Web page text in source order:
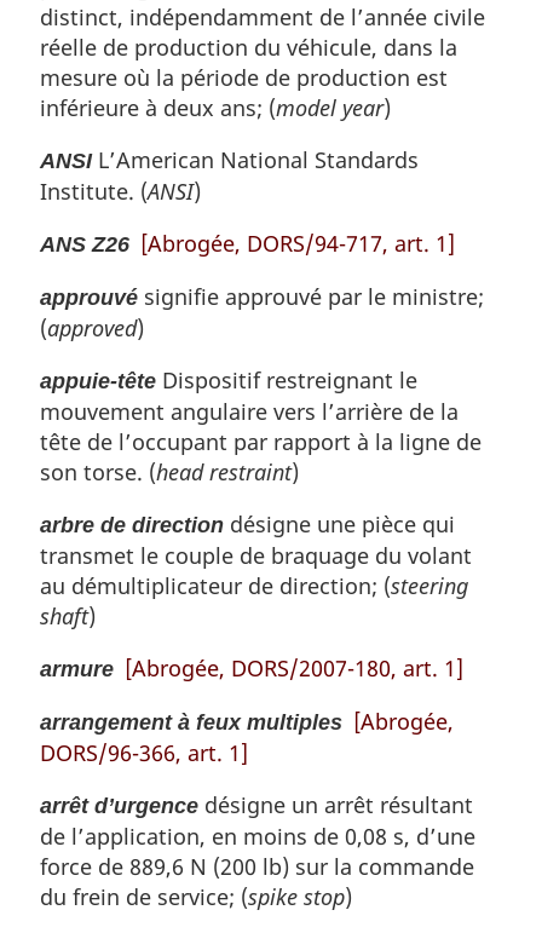
distinct, indépendamment de l’année civile
réelle de production du véhicule, dans la
mesure où la période de production est
inférieure à deux ans; (model year)
ANSIL’American National Standards
Institute. (ANSI)
ANS Z26 [Abrogée, DORS/94-717, art. 1]
approuvé signifie approuvé par le ministre;
(approved)
appuie-tête Dispositif restreignant le
mouvement angulaire vers l’arrière de la
tête de l’occupant par rapport à la ligne de
son torse. (head restraint)
arbre de direction désigne une pièce qui
transmet le couple de braquage du volant
au démultiplicateur de direction; (steering
shaft)
armure [Abrogée, DORS/2007-180, art. 1]
arrangement à feux multiples [Abrogée,
DORS/96-366, art. 1]
arrêt d’urgence désigne un arrêt résultant
de l’application, en moins de 0,08 s, d’une
force de 889,6 N (200 lb) sur la commande
du frein de service; (spike stop)